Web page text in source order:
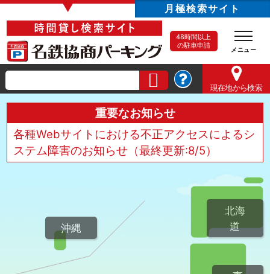
▼ 月極検索サイト
48時間以上
の駐車申請
現在地から検索
重要なお知らせ
各種Webサイトにおける不正アクセスによるシ
ステム障害のお知らせ（最終更新:8/5）
北海
道
沖縄